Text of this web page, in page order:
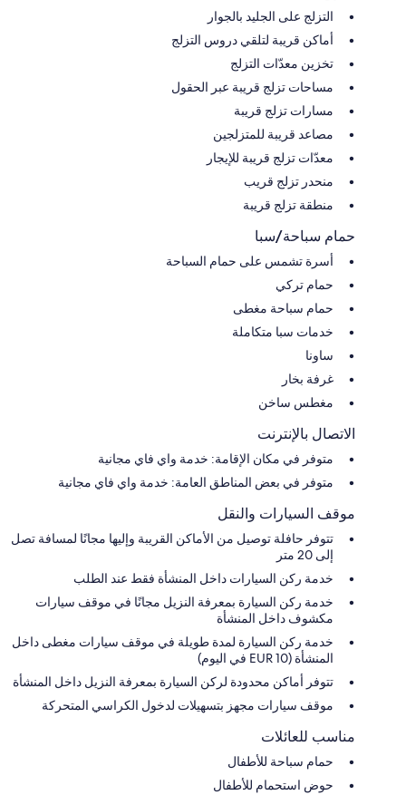
التزلج على الجليد بالجوار
أماكن قريبة لتلقي دروس التزلج
تخزين معدّات التزلج
مساحات تزلج قريبة عبر الحقول
مسارات تزلج قريبة
مصاعد قريبة للمتزلجين
معدّات تزلج قريبة للإيجار
منحدر تزلج قريب
منطقة تزلج قريبة
حمام سباحة/سبا
أسرة تشمس على حمام السباحة
حمام تركي
حمام سباحة مغطى
خدمات سبا متكاملة
ساونا
غرفة بخار
مغطس ساخن
الاتصال بالإنترنت
متوفر في مكان الإقامة: خدمة واي فاي مجانية
متوفر في بعض المناطق العامة: خدمة واي فاي مجانية
موقف السيارات والنقل
تتوفر حافلة توصيل من الأماكن القريبة وإليها مجانًا لمسافة تصل
إلى 20 متر
خدمة ركن السيارات داخل المنشأة فقط عند الطلب
خدمة ركن السيارة بمعرفة النزيل مجانًا في موقف سيارات
مكشوف داخل المنشأة
خدمة ركن السيارة لمدة طويلة في موقف سيارات مغطى داخل
المنشأة (EUR 10 في اليوم)
تتوفر أماكن محدودة لركن السيارة بمعرفة النزيل داخل المنشأة
موقف سيارات مجهز بتسهيلات لدخول الكراسي المتحركة
مناسب للعائلات
حمام سباحة للأطفال
حوض استحمام للأطفال